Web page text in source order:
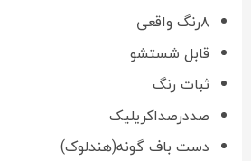
۸رنگ واقعی
قابل شستشو
ثبات رنگ
صددرصداکریلیک
دست باف گونه(هندلوک)